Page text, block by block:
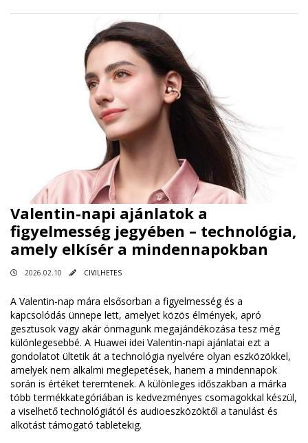
Valentin-napi ajánlatok a
figyelmesség jegyében – technológia,
amely elkísér a mindennapokban
2026.02.10 CIVILHETES
A Valentin-nap mára elsősorban a figyelmesség és a
kapcsolódás ünnepe lett, amelyet közös élmények, apró
gesztusok vagy akár önmagunk megajándékozása tesz még
különlegesebbé. A Huawei idei Valentin-napi ajánlatai ezt a
gondolatot ültetik át a technológia nyelvére olyan eszközökkel,
amelyek nem alkalmi meglepetések, hanem a mindennapok
során is értéket teremtenek. A különleges időszakban a márka
több termékkategóriában is kedvezményes csomagokkal készül,
a viselhető technológiától és audioeszközöktől a tanulást és
alkotást támogató tabletekig.